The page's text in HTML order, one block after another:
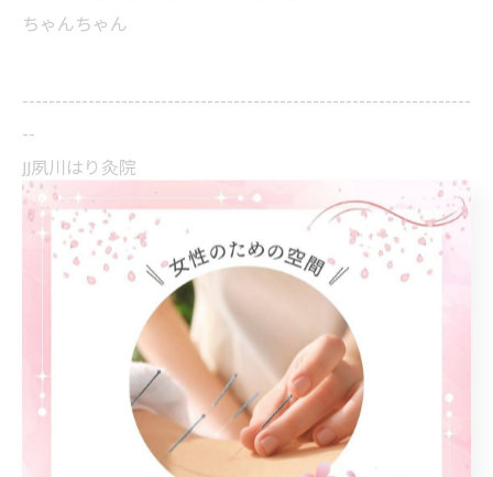
ちゃんちゃん
--------------------------------------------------------------------
--
JJ夙川はり灸院
兵庫県西宮市若松町6-10
電話番号 : 050-8881-7842
西宮にて丁寧な肩こりケアを実施
西宮でやさしい腰痛ケアを提供
西宮で女性に寄り添うケアを提供